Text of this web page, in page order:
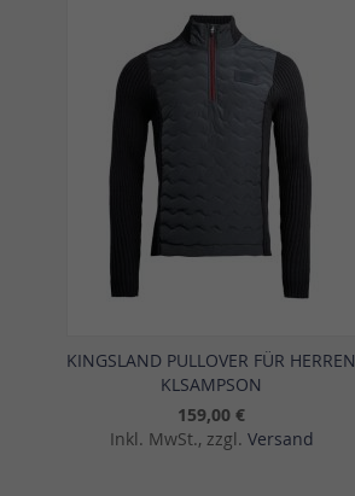
KINGSLAND PULLOVER FÜR HERREN
KLSAMPSON
159,00 €
Inkl. MwSt., zzgl. Versand